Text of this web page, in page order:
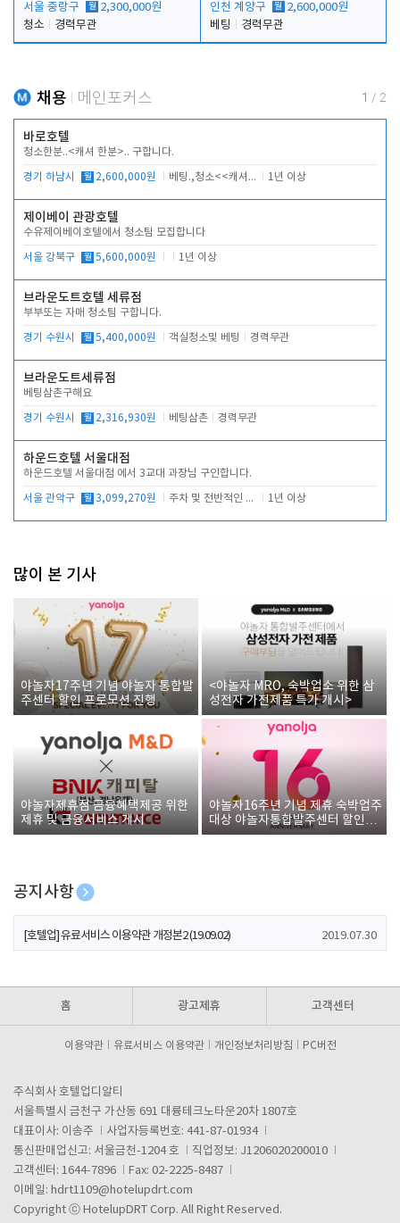
서울 중랑구 월 2,300,000원
청소
경력무관
인천 계양구 월 2,600,000원
베팅
경력무관
채용 메인포커스 1 / 2
바로호텔
청소한분..<캐셔 한분>.. 구합니다.
경기 하남시 월 2,600,000원 베팅.,청소<<캐셔 모셔봅니다. 1년 이상
제이베이 관광호텔
수유제이베이호텔에서 청소팀 모집합니다
서울 강북구 월 5,600,000원 1년 이상
브라운도트호텔 세류점
부부또는 자매 청소팀 구합니다.
경기 수원시 월 5,400,000원 객실청소및 베팅 경력무관
브라운도트세류점
베팅삼촌구해요
경기 수원시 월 2,316,930원 베팅삼촌 경력무관
하운드호텔 서울대점
하운드호텔 서울대점 에서 3교대 과장님 구인합니다.
서울 관악구 월 3,099,270원 주차 및 전반적인 당번업무 1년 이상
많이 본 기사
야놀자17주년 기념 야놀자 통합발
주센터 할인 프로모션 진행
<야놀자 MRO, 숙박업소 위한 삼
성전자 가전제품 특가 개시>
야놀자제휴점 금융혜택제공 위한
제휴 및 금융서비스 게시
야놀자16주년 기념 제휴 숙박업주
대상 야놀자통합발주센터 할인쿠
폰 증정
공지사항
[호텔업] 개인정보 처리방침 개정본1 (19.09.02)
[호텔업] 유료서비스 이용약관 개정본2 (19.09.02) 2019.07.30
홈 광고제휴 고객센터
이용약관 유료서비스 이용약관 개인정보처리방침 PC버전
주식회사 호텔업디알티
서울특별시 금천구 가산동 691 대륭테크노타운20차 1807호
대표이사: 이송주
사업자등록번호: 441-87-01934
통신판매업신고: 서울금천-1204 호
직업정보: J1206020200010
고객센터: 1644-7896
Fax: 02-2225-8487
이메일: hdrt1109@hotelupdrt.com
Copyright ⓒ HotelupDRT Corp. All Right Reserved.